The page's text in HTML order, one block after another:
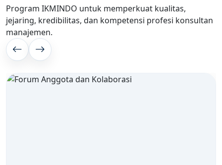
Program IKMINDO untuk memperkuat kualitas,
jejaring, kredibilitas, dan kompetensi profesi konsultan
manajemen.